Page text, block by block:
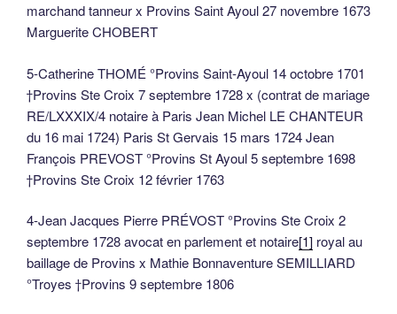
marchand tanneur x Provins Saint Ayoul 27 novembre 1673
Marguerite CHOBERT
5-Catherine THOMÉ °Provins Saint-Ayoul 14 octobre 1701
†Provins Ste Croix 7 septembre 1728 x (contrat de mariage
RE/LXXXIX/4 notaire à Paris Jean Michel LE CHANTEUR
du 16 mai 1724) Paris St Gervais 15 mars 1724 Jean
François PREVOST °Provins St Ayoul 5 septembre 1698
†Provins Ste Croix 12 février 1763
4-Jean Jacques Pierre PRÉVOST °Provins Ste Croix 2
septembre 1728 avocat en parlement et notaire[1] royal au
baillage de Provins x Mathie Bonnaventure SEMILLIARD
°Troyes †Provins 9 septembre 1806